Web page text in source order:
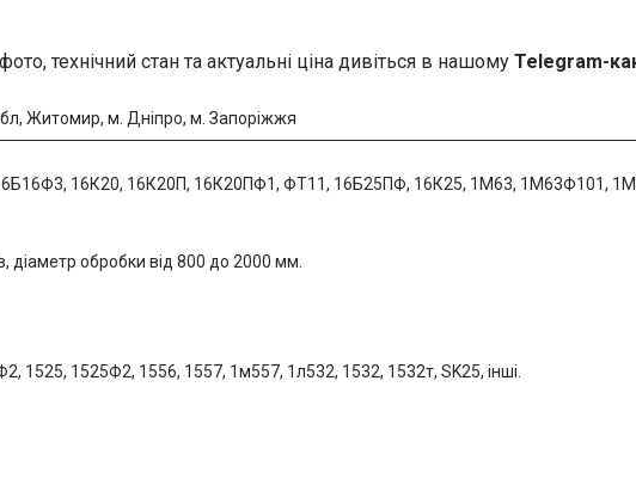
технічний стан та актуальні ціна дивіться в нашому Telegram-
Житомир, м. Дніпро, м. Запоріжжя
16К20, 16К20П, 16К20ПФ1, ФТ11, 16Б25ПФ, 16К25, 1М63, 1М63Ф101,
діаметр обробки від 800 до 2000 мм.
1525, 1525Ф2, 1556, 1557, 1м557, 1л532, 1532, 1532т, SK25, інші.